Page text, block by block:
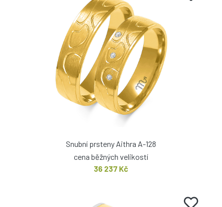
Snubní prsteny Aithra A-128
cena běžných velikostí
36 237 Kč